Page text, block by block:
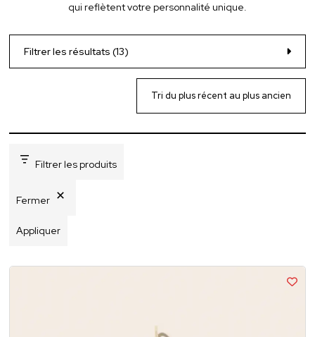
qui reflètent votre personnalité unique.
Filtrer les résultats (13)
Filtrer les produits
Fermer
Appliquer